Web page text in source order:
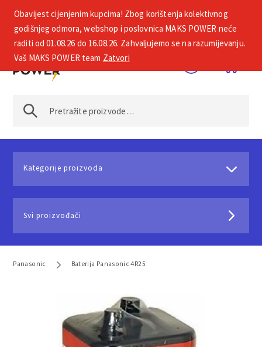
+385 1 2002 575
Kategorije proizvoda
Svi proizvođači
Panasonic Baterija Panasonic 4R25
Obavijest cijenjenim kupcima! Zbog korištenja kolektivnog
godišnjeg odmora, webshop i poslovnica MAKS POWER neće
raditi od 01.08.26 do 16.08.26. Zahvaljujemo se na razumijevanju.
Vaš MAKS POWER team Zatvori